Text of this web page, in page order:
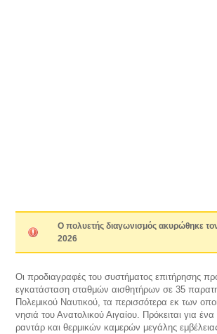
Ο πολυετής διαγωνισμός ακυρώθηκε
2026
Οι προδιαγραφές του συστήματος επιτήρησης
εγκατάσταση σταθμών αισθητήρων σε 35
Πολεμικού Ναυτικού, τα περισσότερα εκ των
νησιά του Ανατολικού Αιγαίου. Πρόκειται για
ραντάρ και θερμικών καμερών μεγάλης